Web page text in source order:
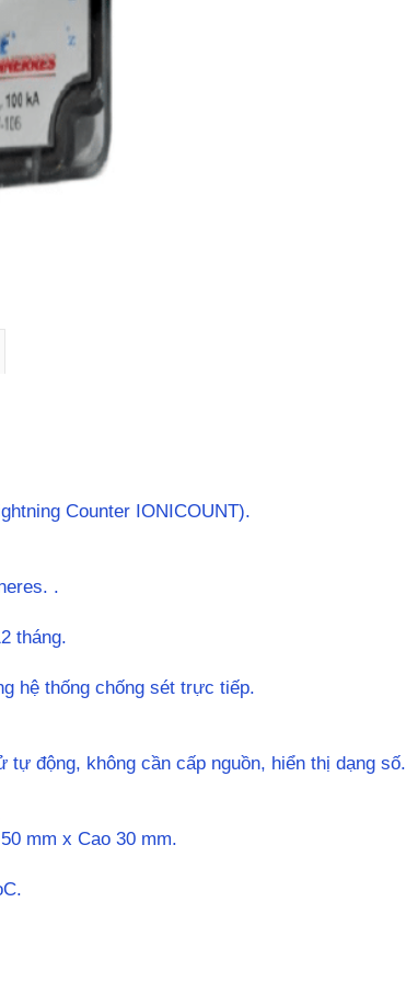
Counter IONICOUNT).
.
tháng.
hệ thống chống sét trực tiếp.
tự động, không cần cấp nguồn, hiển thị dạng số.
mm x Cao 30 mm.